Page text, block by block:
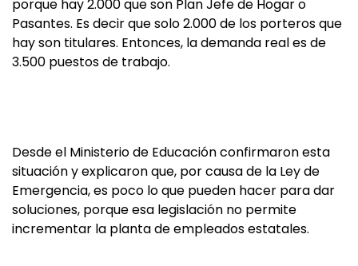
porque hay 2.000 que son Plan Jefe de Hogar o
Pasantes. Es decir que solo 2.000 de los porteros que
hay son titulares. Entonces, la demanda real es de
3.500 puestos de trabajo.
Desde el Ministerio de Educación confirmaron esta
situación y explicaron que, por causa de la Ley de
Emergencia, es poco lo que pueden hacer para dar
soluciones, porque esa legislación no permite
incrementar la planta de empleados estatales.